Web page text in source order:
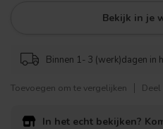
Bekijk in je
Binnen 1- 3 (werk)dagen in
Toevoegen om te vergelijken
In het echt bekijken?